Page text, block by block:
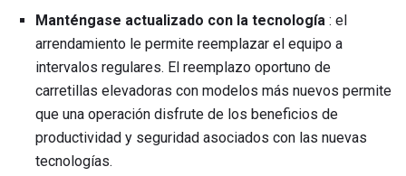
Manténgase actualizado con la tecnología : el
arrendamiento le permite reemplazar el equipo a
intervalos regulares. El reemplazo oportuno de
carretillas elevadoras con modelos más nuevos permite
que una operación disfrute de los beneficios de
productividad y seguridad asociados con las nuevas
tecnologías.